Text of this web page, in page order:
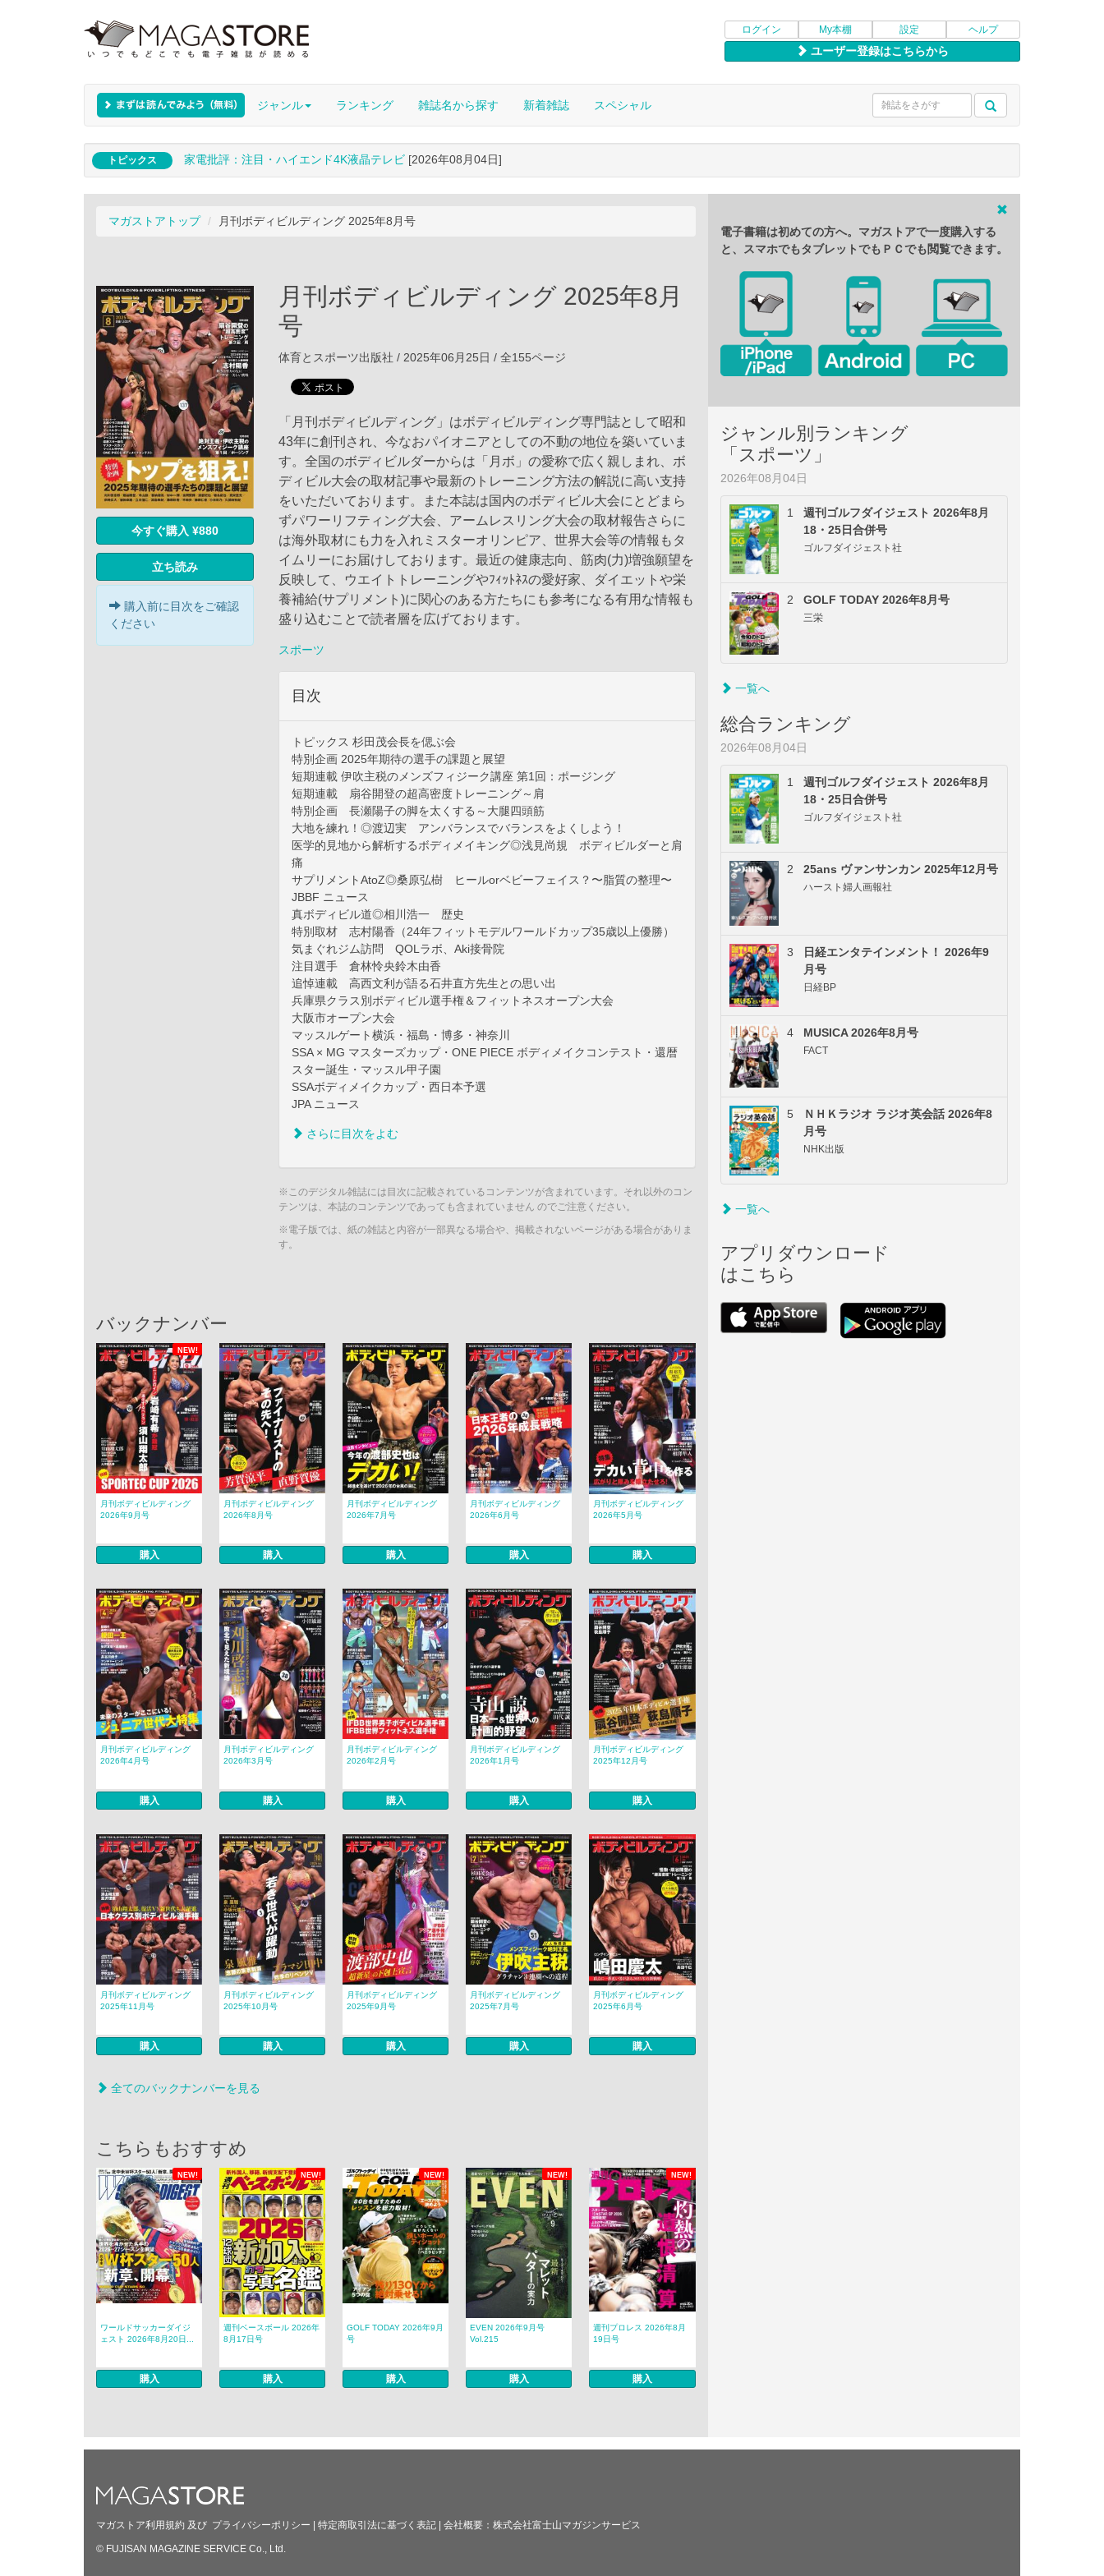
ログイン My本棚 設定 ヘルプ
ユーザー登録はこちらから
ジャンル ランキング 雑誌名から探す 新着雑誌 スペシャル
トピックス 家電批評：注目・ハイエンド4K液晶テレビ [2026年08月04日]
マガストアトップ 月刊ボディビルディング 2025年8月号
今すぐ購入 ¥880
立ち読み
購入前に目次をご確認
ください
月刊ボディビルディング 2025年8月
号
体育とスポーツ出版社 / 2025年06月25日 / 全155ページ
「月刊ボディビルディング」はボディビルディング専門誌として昭和
43年に創刊され、今なおパイオニアとしての不動の地位を築いていま
す。全国のボディビルダーからは「月ボ」の愛称で広く親しまれ、ボ
ディビル大会の取材記事や最新のトレーニング方法の解説に高い支持
をいただいております。また本誌は国内のボディビル大会にとどまら
ずパワーリフティング大会、アームレスリング大会の取材報告さらに
は海外取材にも力を入れミスターオリンピア、世界大会等の情報もタ
イムリーにお届けしております。最近の健康志向、筋肉(力)増強願望を
反映して、ウエイトトレーニングやﾌｨｯﾄﾈｽの愛好家、ダイエットや栄
養補給(サプリメント)に関心のある方たちにも参考になる有用な情報も
盛り込むことで読者層を広げております。
スポーツ
目次
トピックス 杉田茂会長を偲ぶ会
特別企画 2025年期待の選手の課題と展望
短期連載 伊吹主税のメンズフィジーク講座 第1回：ポージング
短期連載 扇谷開登の超高密度トレーニング～肩
特別企画 長瀬陽子の脚を太くする～大腿四頭筋
大地を練れ！◎渡辺実 アンバランスでバランスをよくしよう！
医学的見地から解析するボディメイキング◎浅見尚規 ボディビルダーと肩
痛
サプリメントAtoZ◎桑原弘樹 ヒールorベビーフェイス？〜脂質の整理〜
JBBF ニュース
真ボディビル道◎相川浩一 歴史
特別取材 志村陽香（24年フィットモデルワールドカップ35歳以上優勝）
気まぐれジム訪問 QOLラボ、Aki接骨院
注目選手 倉林怜央鈴木由香
追悼連載 高西文利が語る石井直方先生との思い出
兵庫県クラス別ボディビル選手権＆フィットネスオープン大会
大阪市オープン大会
マッスルゲート横浜・福島・博多・神奈川
SSA × MG マスターズカップ・ONE PIECE ボディメイクコンテスト・還暦
スター誕生・マッスル甲子園
SSAボディメイクカップ・西日本予選
JPA ニュース
さらに目次をよむ
※このデジタル雑誌には目次に記載されているコンテンツが含まれています。それ以外のコン
テンツは、本誌のコンテンツであっても含まれていません のでご注意ください。
※電子版では、紙の雑誌と内容が一部異なる場合や、掲載されないページがある場合がありま
す。
バックナンバー
NEW!
月刊ボディビルディング
2026年9月号
購入
月刊ボディビルディング
2026年8月号
購入
月刊ボディビルディング
2026年7月号
購入
月刊ボディビルディング
2026年6月号
購入
月刊ボディビルディング
2026年5月号
購入
月刊ボディビルディング
2026年4月号
購入
月刊ボディビルディング
2026年3月号
購入
月刊ボディビルディング
2026年2月号
購入
月刊ボディビルディング
2026年1月号
購入
月刊ボディビルディング
2025年12月号
購入
月刊ボディビルディング
2025年11月号
購入
月刊ボディビルディング
2025年10月号
購入
月刊ボディビルディング
2025年9月号
購入
月刊ボディビルディング
2025年7月号
購入
月刊ボディビルディング
2025年6月号
購入
全てのバックナンバーを見る
こちらもおすすめ
NEW! NEW! NEW! NEW! NEW!
ワールドサッカーダイジ
ェスト 2026年8月20日...
購入
週刊ベースボール 2026年
8月17日号
購入
GOLF TODAY 2026年9月
号
購入
EVEN 2026年9月号
Vol.215
購入
週刊プロレス 2026年8月
19日号
購入
電子書籍は初めての方へ。マガストアで一度購入する
と、スマホでもタブレットでもＰＣでも閲覧できます。
ジャンル別ランキング
「スポーツ」
2026年08月04日
1
週刊ゴルフダイジェスト 2026年8月
18・25日合併号
ゴルフダイジェスト社
2 GOLF TODAY 2026年8月号
三栄
一覧へ
総合ランキング
2026年08月04日
1
週刊ゴルフダイジェスト 2026年8月
18・25日合併号
ゴルフダイジェスト社
2 25ans ヴァンサンカン 2025年12月号
ハースト婦人画報社
3
日経エンタテインメント！ 2026年9
月号
日経BP
4 MUSICA 2026年8月号
FACT
5
ＮＨＫラジオ ラジオ英会話 2026年8
月号
NHK出版
一覧へ
アプリダウンロード
はこちら
マガストア利用規約 及び プライバシーポリシー 特定商取引法に基づく表記 会社概要： 株式会社富士山マガジンサービス
© FUJISAN MAGAZINE SERVICE Co., Ltd.